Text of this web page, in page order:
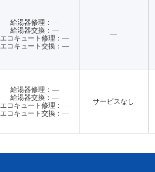
給湯器修理：―
給湯器交換：―
エコキュート修理：―
エコキュート交換：―
―
給湯器修理：―
給湯器交換：―
エコキュート修理：―
エコキュート交換：―
サービスなし